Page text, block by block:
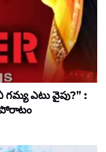
ఎటు వైపు?” :
పోరాటం